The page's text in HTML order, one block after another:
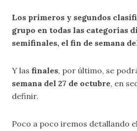
Los primeros y segundos
grupo en todas las categorías
semifinales, el fin de semana
Y las finales, por último, se
semana del 27 de octubre, en
definir.
Poco a poco iremos detallando